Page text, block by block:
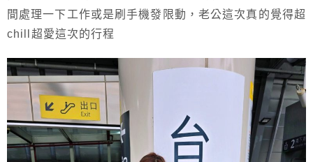
間處理一下工作或是刷手機發限動，老公這次真的覺得超
chill超愛這次的行程